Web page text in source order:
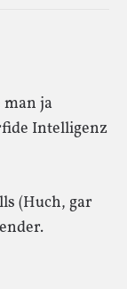
man ja
Intelligenz
(Huch, gar